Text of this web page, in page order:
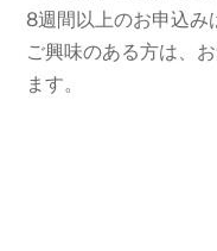
8週間以上のお申込み
ご興味のある方は、
ます。